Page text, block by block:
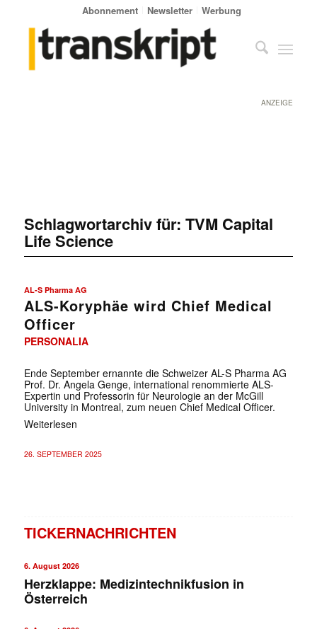
Abonnement Newsletter Werbung
ANZEIGE
Schlagwortarchiv für: TVM Capital
Life Science
AL-S Pharma AG
ALS-Koryphäe wird Chief Medical
Officer
PERSONALIA
Ende September ernannte die Schweizer AL-S Pharma AG
Prof. Dr. Angela Genge, international renommierte ALS-
Expertin und Professorin für Neurologie an der McGill
University in Montreal, zum neuen Chief Medical Officer.
Weiterlesen
26. SEPTEMBER 2025
TICKERNACHRICHTEN
6. August 2026
Herzklappe: Medizintechnikfusion in
Österreich